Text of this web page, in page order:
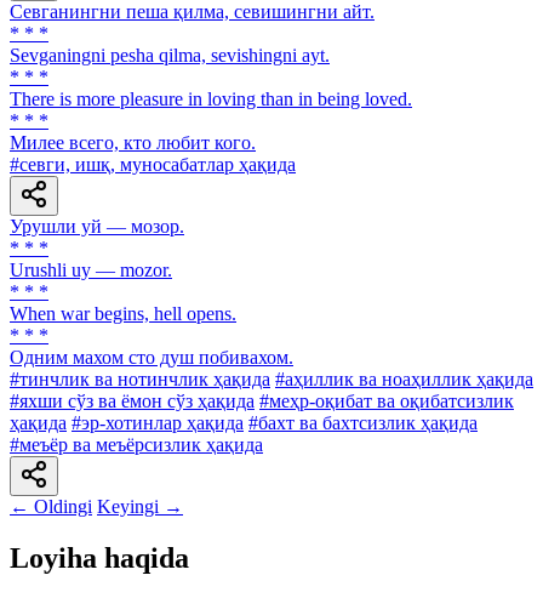
Севганингни пеша қилма, севишингни айт.
* * *
Sevganingni pesha qilma, sevishingni ayt.
* * *
There is more pleasure in loving than in being loved.
* * *
Милее всего, кто любит кого.
#севги, ишқ, муносабатлар ҳақида
Урушли уй — мозор.
* * *
Urushli uy — mozor.
* * *
When war begins, hell opens.
* * *
Одним махом сто душ побивахом.
#тинчлик ва нотинчлик ҳақида #аҳиллик ва ноаҳиллик ҳақида
#яхши сўз ва ёмон сўз ҳақида #меҳр-оқибат ва оқибатсизлик
ҳақида #эр-хотинлар ҳақида #бахт ва бахтсизлик ҳақида
#меъёр ва меъёрсизлик ҳақида
← Oldingi Keyingi →
Loyiha haqida